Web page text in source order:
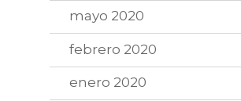
mayo 2020
febrero 2020
enero 2020